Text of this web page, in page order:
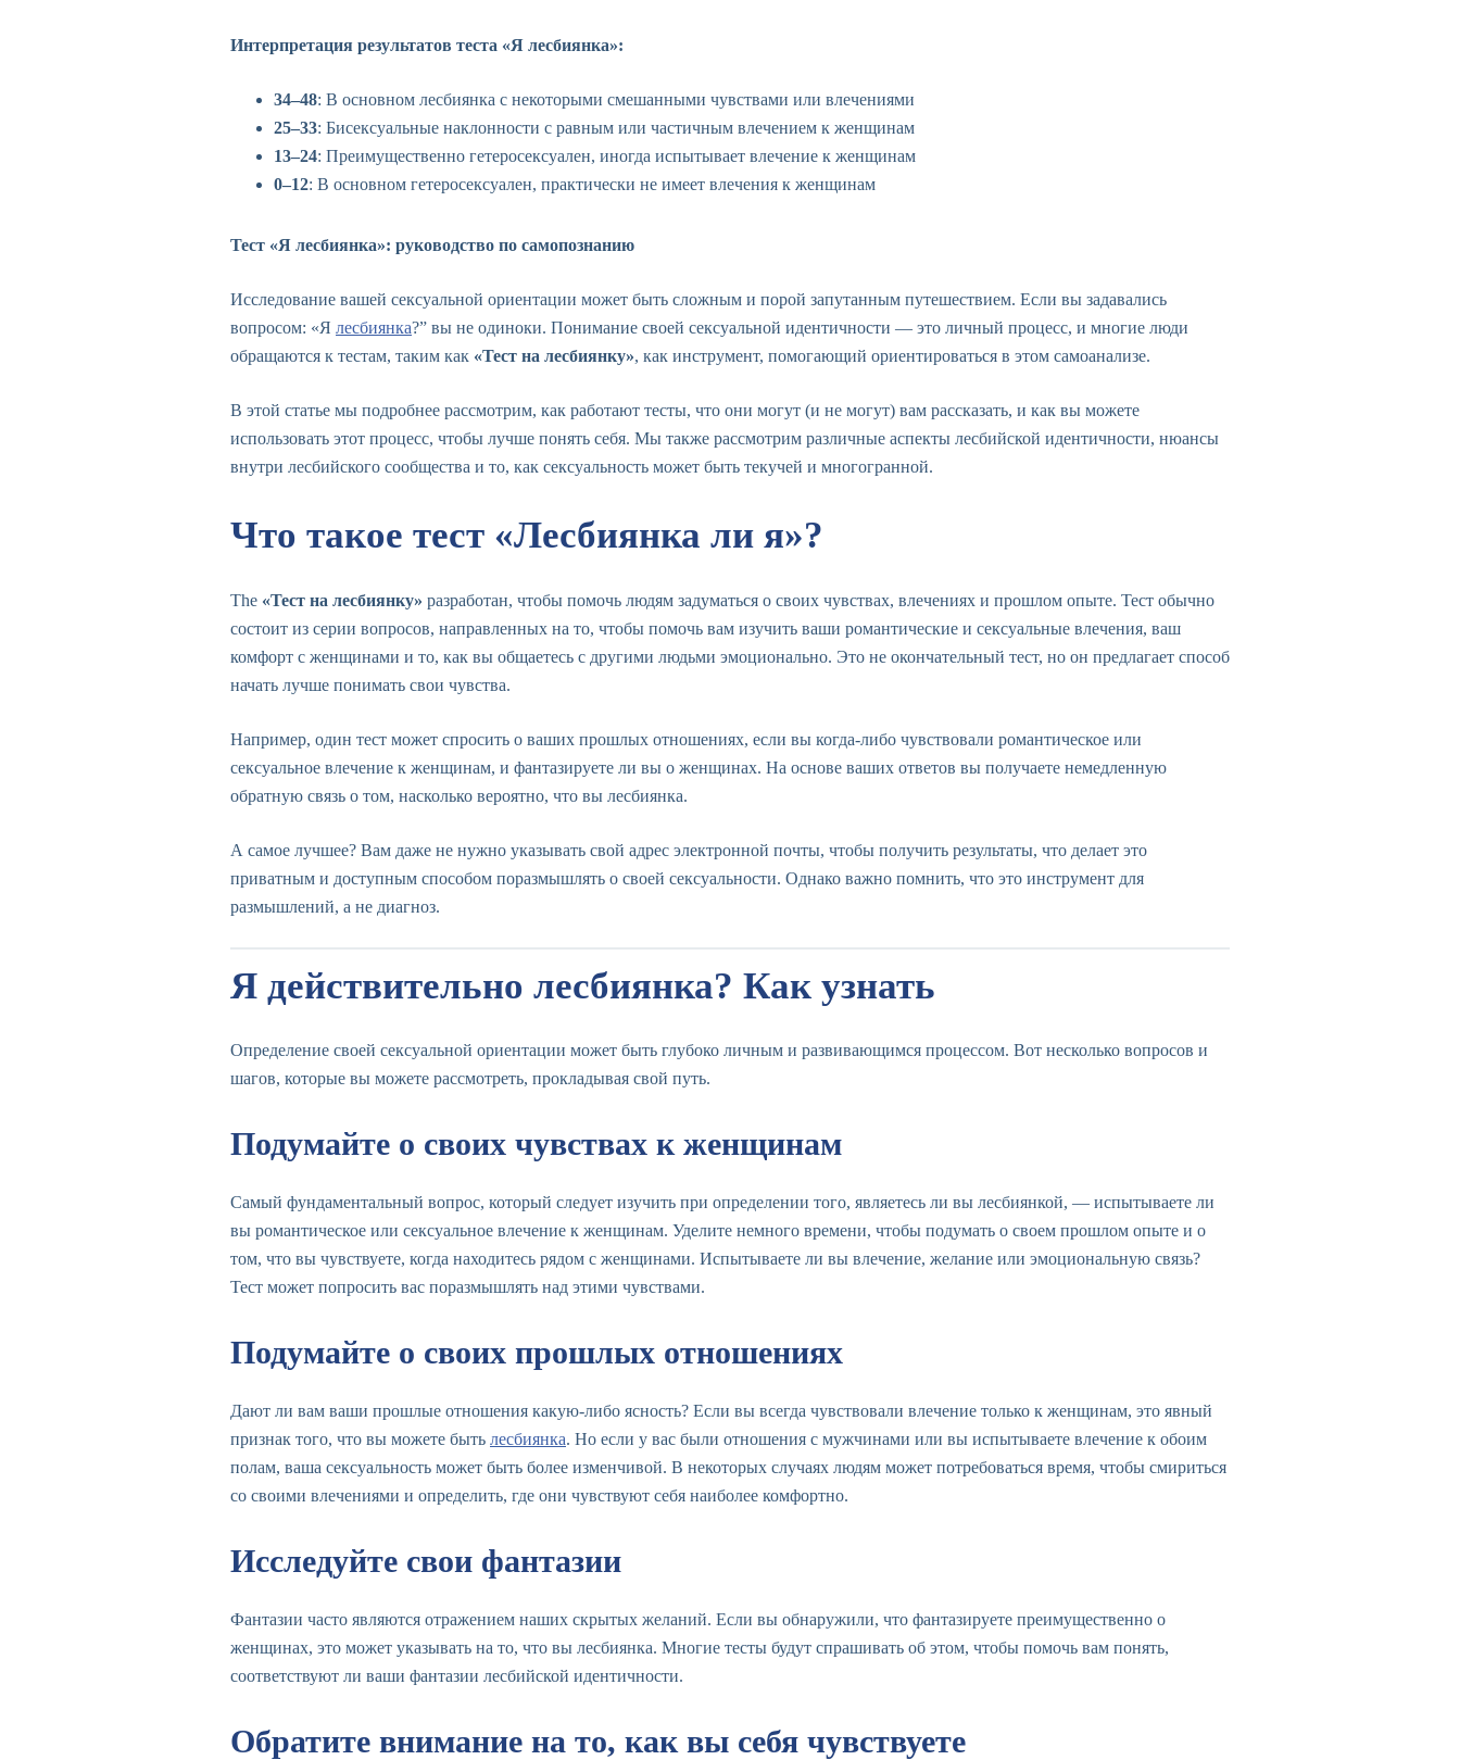
Интерпретация результатов теста «Я лесбиянка»:
34–48: В основном лесбиянка с некоторыми смешанными чувствами или влечениями
25–33: Бисексуальные наклонности с равным или частичным влечением к женщинам
13–24: Преимущественно гетеросексуален, иногда испытывает влечение к женщинам
0–12: В основном гетеросексуален, практически не имеет влечения к женщинам
Тест «Я лесбиянка»: руководство по самопознанию
Исследование вашей сексуальной ориентации может быть сложным и порой запутанным путешествием. Если вы задавались
вопросом: «Я лесбиянка?” вы не одиноки. Понимание своей сексуальной идентичности — это личный процесс, и многие люди
обращаются к тестам, таким как «Тест на лесбиянку», как инструмент, помогающий ориентироваться в этом самоанализе.
В этой статье мы подробнее рассмотрим, как работают тесты, что они могут (и не могут) вам рассказать, и как вы можете
использовать этот процесс, чтобы лучше понять себя. Мы также рассмотрим различные аспекты лесбийской идентичности, нюансы
внутри лесбийского сообщества и то, как сексуальность может быть текучей и многогранной.
Что такое тест «Лесбиянка ли я»?
The «Тест на лесбиянку» разработан, чтобы помочь людям задуматься о своих чувствах, влечениях и прошлом опыте. Тест обычно
состоит из серии вопросов, направленных на то, чтобы помочь вам изучить ваши романтические и сексуальные влечения, ваш
комфорт с женщинами и то, как вы общаетесь с другими людьми эмоционально. Это не окончательный тест, но он предлагает способ
начать лучше понимать свои чувства.
Например, один тест может спросить о ваших прошлых отношениях, если вы когда-либо чувствовали романтическое или
сексуальное влечение к женщинам, и фантазируете ли вы о женщинах. На основе ваших ответов вы получаете немедленную
обратную связь о том, насколько вероятно, что вы лесбиянка.
А самое лучшее? Вам даже не нужно указывать свой адрес электронной почты, чтобы получить результаты, что делает это
приватным и доступным способом поразмышлять о своей сексуальности. Однако важно помнить, что это инструмент для
размышлений, а не диагноз.
Я действительно лесбиянка? Как узнать
Определение своей сексуальной ориентации может быть глубоко личным и развивающимся процессом. Вот несколько вопросов и
шагов, которые вы можете рассмотреть, прокладывая свой путь.
Подумайте о своих чувствах к женщинам
Самый фундаментальный вопрос, который следует изучить при определении того, являетесь ли вы лесбиянкой, — испытываете ли
вы романтическое или сексуальное влечение к женщинам. Уделите немного времени, чтобы подумать о своем прошлом опыте и о
том, что вы чувствуете, когда находитесь рядом с женщинами. Испытываете ли вы влечение, желание или эмоциональную связь?
Тест может попросить вас поразмышлять над этими чувствами.
Подумайте о своих прошлых отношениях
Дают ли вам ваши прошлые отношения какую-либо ясность? Если вы всегда чувствовали влечение только к женщинам, это явный
признак того, что вы можете быть лесбиянка. Но если у вас были отношения с мужчинами или вы испытываете влечение к обоим
полам, ваша сексуальность может быть более изменчивой. В некоторых случаях людям может потребоваться время, чтобы смириться
со своими влечениями и определить, где они чувствуют себя наиболее комфортно.
Исследуйте свои фантазии
Фантазии часто являются отражением наших скрытых желаний. Если вы обнаружили, что фантазируете преимущественно о
женщинах, это может указывать на то, что вы лесбиянка. Многие тесты будут спрашивать об этом, чтобы помочь вам понять,
соответствуют ли ваши фантазии лесбийской идентичности.
Обратите внимание на то, как вы себя чувствуете